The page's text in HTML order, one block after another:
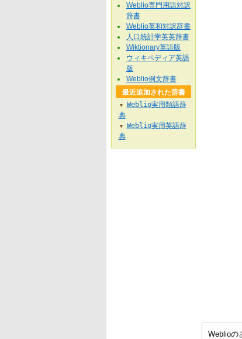
Weblioの
Weblio専門用語対訳
辞書
Weblio英和対訳辞書
人口統計学英英辞書
Wiktionary英語版
ウィキペディア英語
版
Weblio例文辞書
最近追加された辞書
▼
Weblio実用類語辞
典
▼
Weblio実用英語辞
典